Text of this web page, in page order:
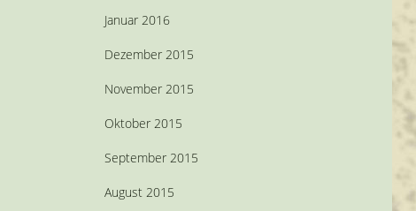
Januar 2016
Dezember 2015
November 2015
Oktober 2015
September 2015
August 2015